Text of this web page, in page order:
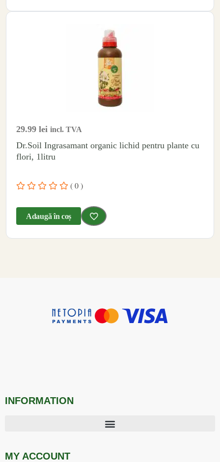
29.99 lei incl. TVA
Dr.Soil Ingrasamant organic lichid pentru plante cu
flori, 1litru
( 0 )
Adaugă în coș
INFORMATION
MY ACCOUNT